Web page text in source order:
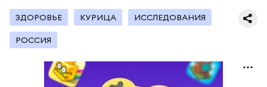
ЗДОРОВЬЕ КУРИЦА ИССЛЕДОВАНИЯ
РОССИЯ
с сахарным диабетом;
лишним весом.